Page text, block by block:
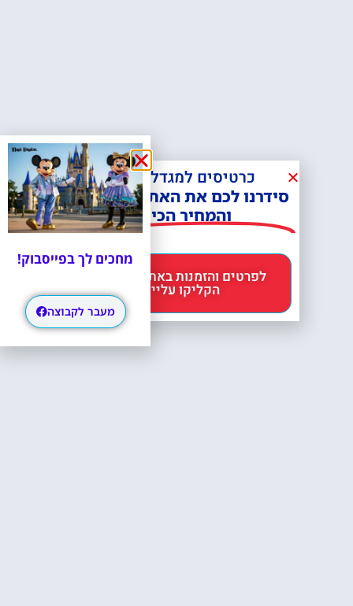
כרטיסים למגדל אייפל?
סידרנו לכם את האתר הכי אמין -
והמחיר הכי זול!
הקליקו עליי 😊
מחכים לך בפייסבוק!
מעבר לקבוצה